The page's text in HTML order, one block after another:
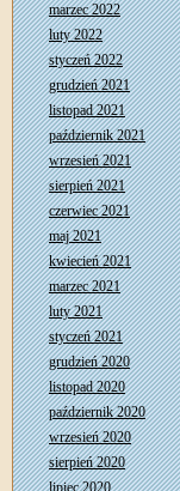
marzec 2022
luty 2022
styczeń 2022
grudzień 2021
listopad 2021
październik 2021
wrzesień 2021
sierpień 2021
czerwiec 2021
maj 2021
kwiecień 2021
marzec 2021
luty 2021
styczeń 2021
grudzień 2020
listopad 2020
październik 2020
wrzesień 2020
sierpień 2020
lipiec 2020